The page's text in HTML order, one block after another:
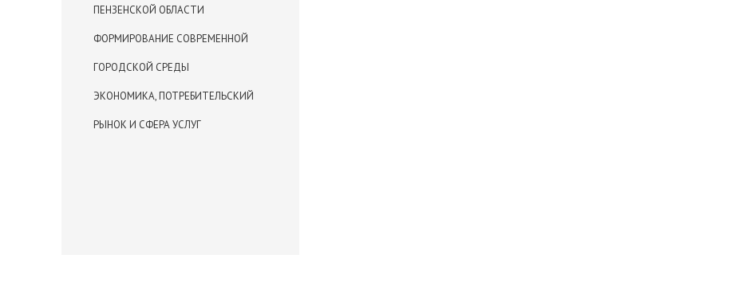
ПЕНЗЕНСКОЙ ОБЛАСТИ
ФОРМИРОВАНИЕ СОВРЕМЕННОЙ
ГОРОДСКОЙ СРЕДЫ
ЭКОНОМИКА, ПОТРЕБИТЕЛЬСКИЙ
РЫНОК И СФЕРА УСЛУГ